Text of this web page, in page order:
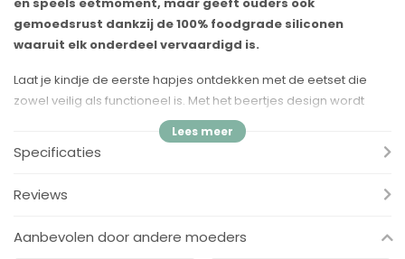
gemoedsrust dankzij de 100% foodgrade siliconen
waaruit elk onderdeel vervaardigd is.
Laat je kindje de eerste hapjes ontdekken met de eetset die
zowel veilig als functioneel is. Met het beertjes design wordt
elke maaltijd een feest, terwijl de kleine leert om zelfstandig te
Het beertjes slabbetje houdt de kleertjes van je kleine schoon
dit slabbetje een must-have tijdens de eerste eetavonturen van
Specificaties
Reviews
Aanbevolen door andere moeders